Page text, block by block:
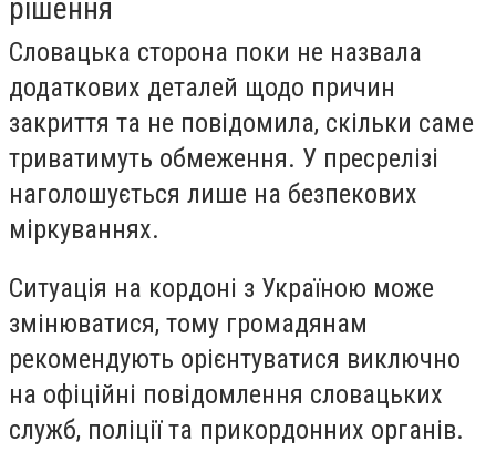
рішення
Словацька сторона поки не назвала
додаткових деталей щодо причин
закриття та не повідомила, скільки саме
триватимуть обмеження. У пресрелізі
наголошується лише на безпекових
міркуваннях.
Ситуація на кордоні з Україною може
змінюватися, тому громадянам
рекомендують орієнтуватися виключно
на офіційні повідомлення словацьких
служб, поліції та прикордонних органів.